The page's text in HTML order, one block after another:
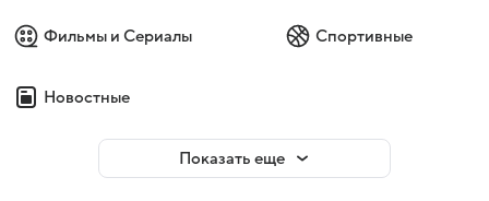
Фильмы и Сериалы Спортивные
Новостные
Показать еще